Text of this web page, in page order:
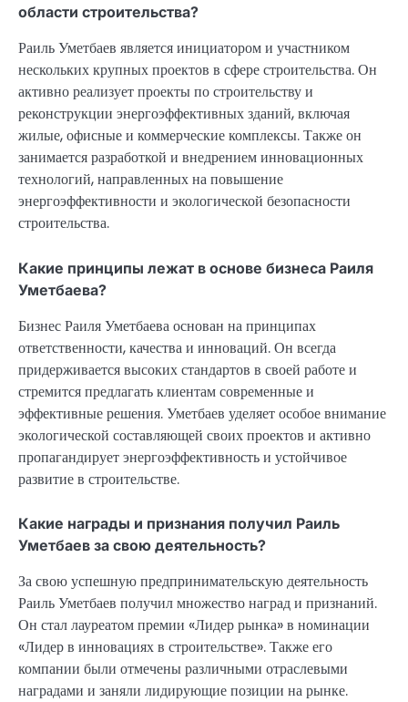
области строительства?
Раиль Уметбаев является инициатором и участником
нескольких крупных проектов в сфере строительства. Он
активно реализует проекты по строительству и
реконструкции энергоэффективных зданий, включая
жилые, офисные и коммерческие комплексы. Также он
занимается разработкой и внедрением инновационных
технологий, направленных на повышение
энергоэффективности и экологической безопасности
строительства.
Какие принципы лежат в основе бизнеса Раиля
Уметбаева?
Бизнес Раиля Уметбаева основан на принципах
ответственности, качества и инноваций. Он всегда
придерживается высоких стандартов в своей работе и
стремится предлагать клиентам современные и
эффективные решения. Уметбаев уделяет особое внимание
экологической составляющей своих проектов и активно
пропагандирует энергоэффективность и устойчивое
развитие в строительстве.
Какие награды и признания получил Раиль
Уметбаев за свою деятельность?
За свою успешную предпринимательскую деятельность
Раиль Уметбаев получил множество наград и признаний.
Он стал лауреатом премии «Лидер рынка» в номинации
«Лидер в инновациях в строительстве». Также его
компании были отмечены различными отраслевыми
наградами и заняли лидирующие позиции на рынке.